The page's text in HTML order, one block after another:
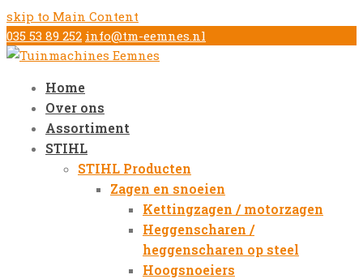
skip to Main Content
035 53 89 252 info@tm-eemnes.nl
Home
Over ons
Assortiment
STIHL
STIHL Producten
Zagen en snoeien
Kettingzagen / motorzagen
Heggenscharen /
heggenscharen op steel
Hoogsnoeiers